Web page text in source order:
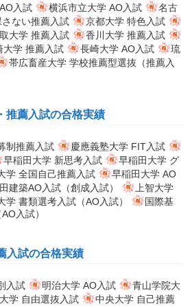
入試 横浜市立大学 AO入試
名古
ない推薦入試
京都大学 特色入試
大学 推薦入試
香川大学 推薦入試
大学 推薦入試 長崎大学 AO入試
琉
帯広畜産大学 学校推薦型選抜（推薦入
推薦入試の合格実績
制推薦入試
慶應義塾大学 FIT入試
早稲田大学 新思考入試
早稲田大学 グ
学 全国自己推薦入試
早稲田大学 AO
建築AO入試（創成入試）
上智大学
学 書類選考入試（AO入試）
国際基
入試）
入試の合格実績
入試 明治大学 AO入試
青山学院大
学 自由選抜入試
中央大学 自己推薦